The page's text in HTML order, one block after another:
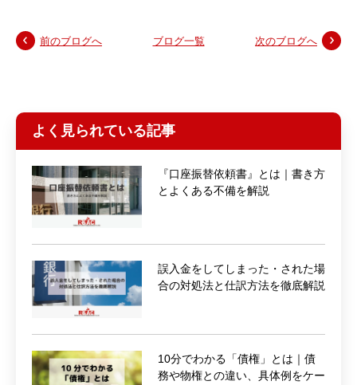
前のブログへ ブログ一覧 次のブログへ
よく見られている記事
『口座振替依頼書』とは｜書き方
とよくある不備を解説
誤入金をしてしまった・された場
合の対処法と仕訳方法を徹底解説
10分でわかる「債権」とは｜債
務や物権との違い、具体例をケー